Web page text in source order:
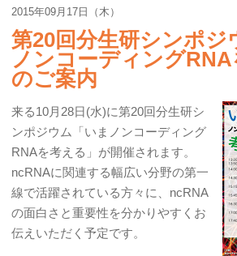
2015年09月17日（木）
第20回分生研シンポジ
ノンコーディングRNA
のご案内
来る10月28日(水)に第20回分生研シ
ンポジウム「いまノンコーディング
RNAを考える」が開催されます。
ncRNAに関連する幅広い分野の第一
線で活躍されている方々に、ncRNA
の面白さと重要性を分かりやすくお
伝えいただく予定です。